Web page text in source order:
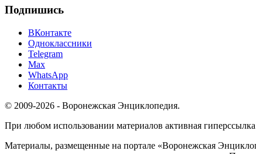
Подпишись
ВКонтакте
Одноклассники
Telegram
Max
WhatsApp
Контакты
© 2009-2026 - Воронежская Энциклопедия.
При любом использовании материалов активная
Материалы, размещенные на портале «Воронежская